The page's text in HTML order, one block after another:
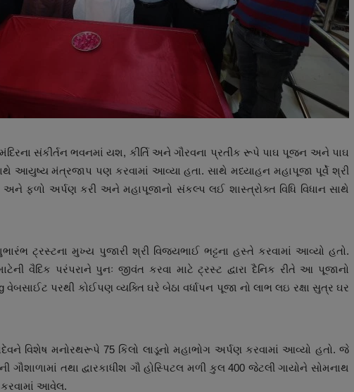
મંદિરના સંકીર્તન ભવનમાં યશ, કીર્તિ અને ગૌરવના પ્રતીક રૂપે પાઘ પૂજન અને પાઘ
આયુષ્ય મંત્રજાપ પણ કરવામાં આવ્યા હતા. સાથે મધ્યાહન મહાપૂજા પૂર્વે શ્રી
ફળો અર્પણ કરી અને મહાપૂજાનો સંકલ્પ લઈ શાસ્ત્રોક્ત વિધિ વિધાન સાથે
ટ્રસ્ટના મુખ્ય પુજારી શ્રી વિજયભાઈ ભટ્ટના હસ્તે કરવામાં આવ્યો હતો.
વૈદિક પરંપરાને પુનઃ જીવંત કરવા માટે ટ્રસ્ટ દ્વારા દૈનિક રીતે આ પૂજાનો
વેબસાઈટ પરથી કોઈપણ વ્યક્તિ ઘરે બેઠા વર્ધાપન પૂજા નો લાભ લઇ રક્ષા સુત્ર ઘર
વિશેષ મનોરથરૂપે 75 કિલો લાડૂનો મહાભોગ અર્પણ કરવામાં આવ્યો હતો. જે
ગૌશાળામાં તથા દ્વારકાધીશ ગૌ હોસ્પિટલ મળી કુલ 400 જેટલી ગાયોને સોમનાથ
આવેલ.